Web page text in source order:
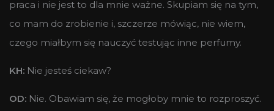
praca i nie jest to dla mnie ważne. Skupiam się na tym,
co mam do zrobienie i, szczerze mówiąc, nie wiem,
czego miałbym się nauczyć testując inne perfumy.
KH: Nie jesteś ciekaw?
OD: Nie. Obawiam się, że mogłoby mnie to rozproszyć.